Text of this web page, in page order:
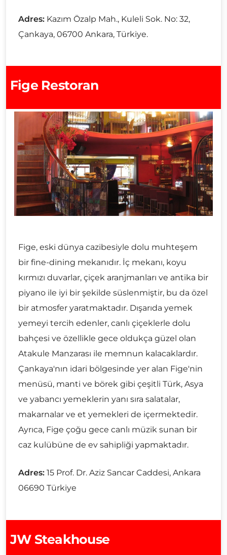
Adres: Kazım Özalp Mah., Kuleli Sok. No: 32,
Çankaya, 06700 Ankara, Türkiye.
Fige Restoran
Fige, eski dünya cazibesiyle dolu muhteşem
bir fine-dining mekanıdır. İç mekanı, koyu
kırmızı duvarlar, çiçek aranjmanları ve antika bir
piyano ile iyi bir şekilde süslenmiştir, bu da özel
bir atmosfer yaratmaktadır. Dışarıda yemek
yemeyi tercih edenler, canlı çiçeklerle dolu
bahçesi ve özellikle gece oldukça güzel olan
Atakule Manzarası ile memnun kalacaklardır.
Çankaya'nın idari bölgesinde yer alan Fige'nin
menüsü, manti ve börek gibi çeşitli Türk, Asya
ve yabancı yemeklerin yanı sıra salatalar,
makarnalar ve et yemekleri de içermektedir.
Ayrıca, Fige çoğu gece canlı müzik sunan bir
caz kulübüne de ev sahipliği yapmaktadır.
Adres: 15 Prof. Dr. Aziz Sancar Caddesi, Ankara
06690 Türkiye
JW Steakhouse